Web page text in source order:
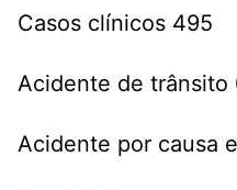
Casos clínicos 495
Acidente de trânsito
Acidente por causa